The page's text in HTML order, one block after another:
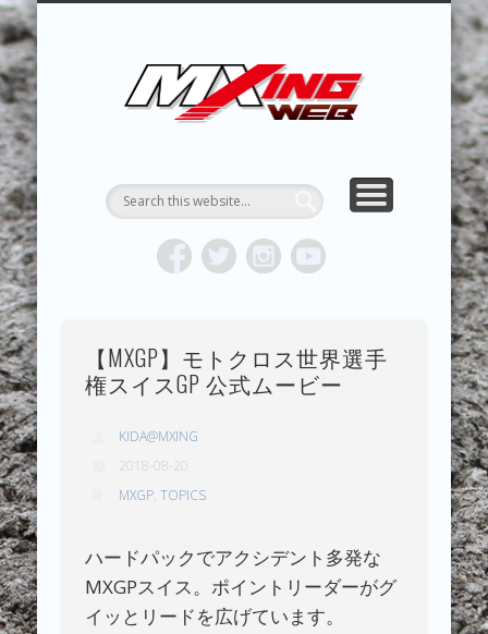
トク
HOME
TOPICS
ABOUT MX
RESULTS
REPORT
MXING & MXING＋PLUS
HYPER MXING
CONTACT
【MXGP】モトクロス世界選手
権スイスGP 公式ムービー
KIDA@MXING
2018-08-20
MXGP,TOPICS
ハードパックでアクシデント多発な
MXGPスイス。ポイントリーダーがグ
イッとリードを広げています。